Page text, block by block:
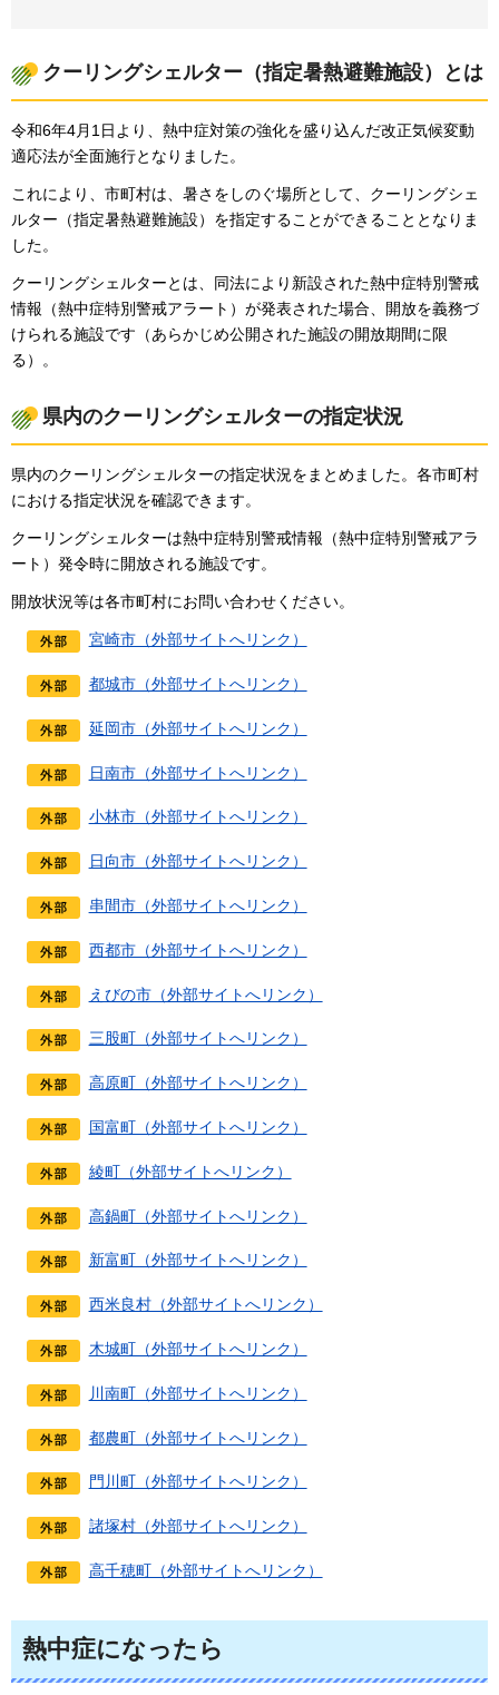
クーリングシェルター（指定暑熱避難施設）とは
令和6年4月1日より、熱中症対策の強化を盛り込んだ改正気候変動
適応法が全面施行となりました。
これにより、市町村は、暑さをしのぐ場所として、クーリングシェ
ルター（指定暑熱避難施設）を指定することができることとなりま
した。
クーリングシェルターとは、同法により新設された熱中症特別警戒
情報（熱中症特別警戒アラート）が発表された場合、開放を義務づ
けられる施設です（あらかじめ公開された施設の開放期間に限
る）。
県内のクーリングシェルターの指定状況
県内のクーリングシェルターの指定状況をまとめました。各市町村
における指定状況を確認できます。
クーリングシェルターは熱中症特別警戒情報（熱中症特別警戒アラ
ート）発令時に開放される施設です。
開放状況等は各市町村にお問い合わせください。
宮崎市（外部サイトへリンク）
都城市（外部サイトへリンク）
延岡市（外部サイトへリンク）
日南市（外部サイトへリンク）
小林市（外部サイトへリンク）
日向市（外部サイトへリンク）
串間市（外部サイトへリンク）
西都市（外部サイトへリンク）
えびの市（外部サイトへリンク）
三股町（外部サイトへリンク）
高原町（外部サイトへリンク）
国富町（外部サイトへリンク）
綾町（外部サイトへリンク）
高鍋町（外部サイトへリンク）
新富町（外部サイトへリンク）
西米良村（外部サイトへリンク）
木城町（外部サイトへリンク）
川南町（外部サイトへリンク）
都農町（外部サイトへリンク）
門川町（外部サイトへリンク）
諸塚村（外部サイトへリンク）
高千穂町（外部サイトへリンク）
熱中症になったら